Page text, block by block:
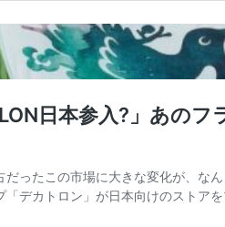
日本参入?」あの
だったこの市場に大きな変化が、な
「デカトロン」が日本向けのスト